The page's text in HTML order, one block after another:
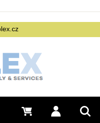
Přihlásit se
0 Kč